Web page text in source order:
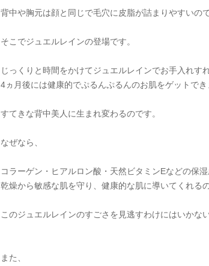
背中や胸元は顔と同じで毛穴に皮脂が詰まりやすいの
そこでジュエルレインの登場です。
じっくりと時間をかけてジュエルレインでお手入れす
4ヵ月後には健康的でぷるんぷるんのお肌をゲットでき
すてきな背中美人に生まれ変わるのです。
なぜなら、
コラーゲン・ヒアルロン酸・天然ビタミンEなどの保湿
乾燥から敏感な肌を守り、健康的な肌に導いてくれるの
このジュエルレインのすごさを見逃すわけにはいかな
また、